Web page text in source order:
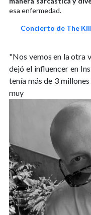
esa enfermedad.
Concierto de The
"Nos vemos en la otra
dejó el influencer en
tenía más de 3
muy